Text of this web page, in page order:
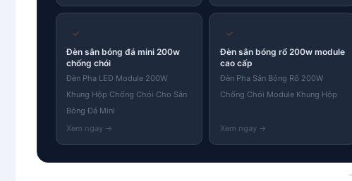
✓
Đèn sân bóng đá mini 200w
chống chói
Đèn Pha LED Module 200W
Khung Hộp Chống Chói Cho Sân
Bóng Đá Mini
✓
Đèn sân bóng rổ 200w module
cao cấp
Đèn Pha Sân Bóng Rổ 200W
Chống Chói Module Khung Hộp